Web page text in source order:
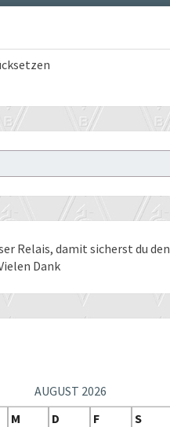
Relais, damit sicherst du den
Dank
AUGUST 2026
M D F S